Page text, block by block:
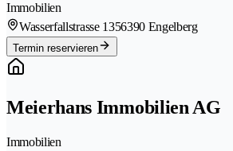
Immobilien
Wasserfallstrasse 1356390 Engelberg
Termin reservieren
Meierhans Immobilien AG
Immobilien